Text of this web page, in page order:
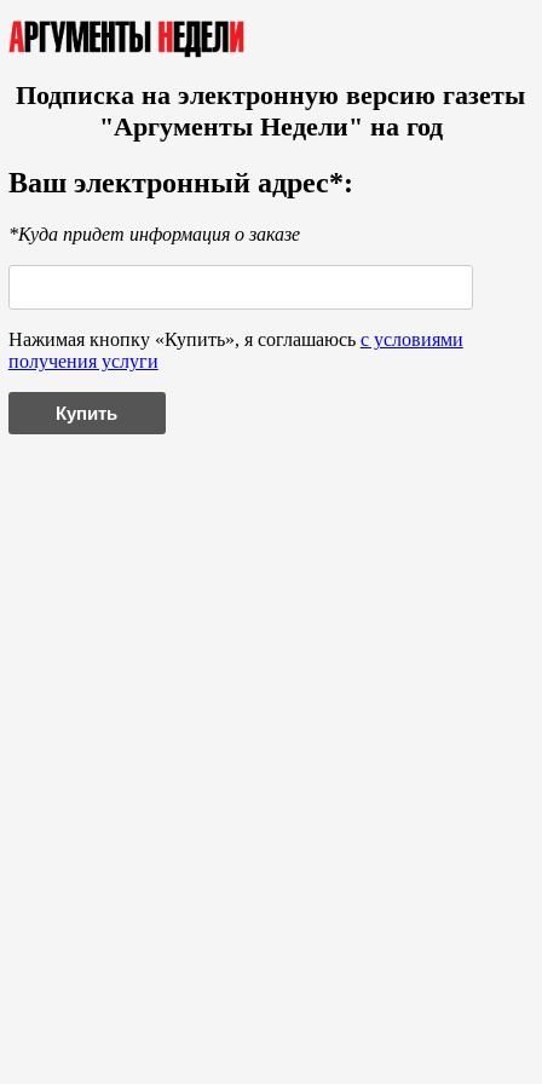
Подписка на электронную версию газеты
"Аргументы Недели" на год
Ваш электронный адрес*:
*Куда придет информация о заказе
Нажимая кнопку «Купить», я соглашаюсь с условиями
получения услуги